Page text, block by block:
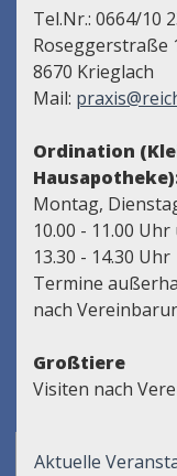
Tel.Nr.: 0664/10
Roseggerstraße
8670 Krieglach
Mail:
Ordination
Montag,
10.00 - 11.00 Uhr
13.30 - 14.30 Uhr
Termine
nach
Großtiere
Visiten nach
Aktuelle